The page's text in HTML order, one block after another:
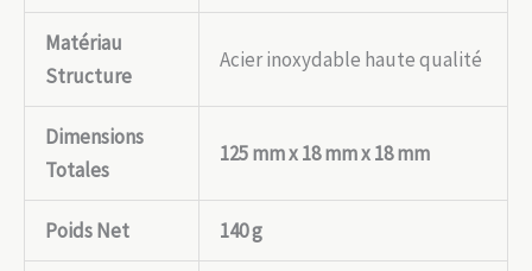
Matériau
Structure
Acier inoxydable haute qualité
Dimensions
Totales
125 mm x 18 mm x 18 mm
Poids Net 140 g